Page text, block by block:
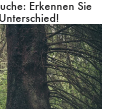
Erkennen Sie